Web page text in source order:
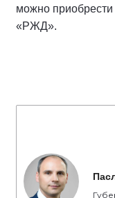
можно
«РЖД».